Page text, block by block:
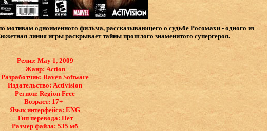
мотивам одноименного фильма, рассказывающего о судьбе Росомахи - одного из
линия игры раскрывает тайны прошлого знаменитого супергероя.
Релиз: May 1, 2009
Жанр: Action
Разработчик: Raven Software
Издательство: Activision
Регион: Region Free
Возраст: 17+
Язык интерфейса: ​ENG
Тип перевода: Нет
Размер файла: 535 мб